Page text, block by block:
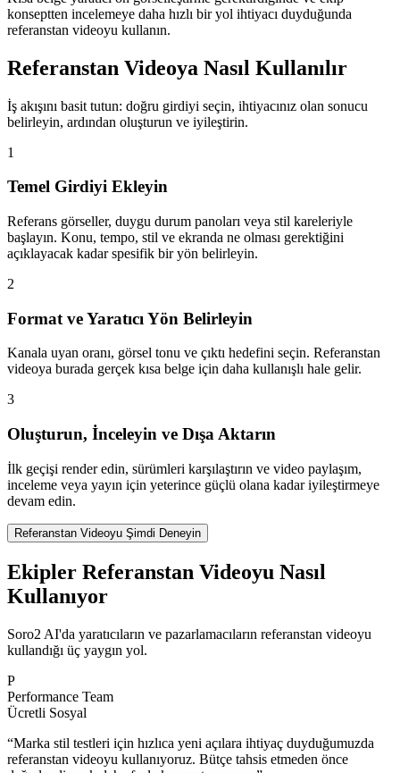
konseptten incelemeye daha hızlı bir yol ihtiyacı duyduğunda
referanstan videoyu kullanın.
Referanstan Videoya Nasıl Kullanılır
İş akışını basit tutun: doğru girdiyi seçin, ihtiyacınız olan sonucu
belirleyin, ardından oluşturun ve iyileştirin.
1
Temel Girdiyi Ekleyin
Referans görseller, duygu durum panoları veya stil kareleriyle
başlayın. Konu, tempo, stil ve ekranda ne olması gerektiğini
açıklayacak kadar spesifik bir yön belirleyin.
2
Format ve Yaratıcı Yön Belirleyin
Kanala uyan oranı, görsel tonu ve çıktı hedefini seçin. Referanstan
videoya burada gerçek kısa belge için daha kullanışlı hale gelir.
3
Oluşturun, İnceleyin ve Dışa Aktarın
İlk geçişi render edin, sürümleri karşılaştırın ve video paylaşım,
inceleme veya yayın için yeterince güçlü olana kadar iyileştirmeye
devam edin.
Referanstan Videoyu Şimdi Deneyin
Ekipler Referanstan Videoyu Nasıl
Kullanıyor
Soro2 AI'da yaratıcıların ve pazarlamacıların referanstan videoyu
kullandığı üç yaygın yol.
P
Performance Team
Ücretli Sosyal
“Marka stil testleri için hızlıca yeni açılara ihtiyaç duyduğumuzda
referanstan videoyu kullanıyoruz. Bütçe tahsis etmeden önce